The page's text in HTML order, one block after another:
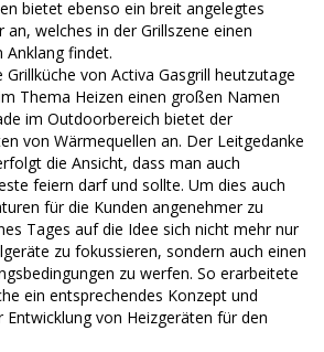
bietet ebenso ein breit angelegtes
welches in der Grillszene einen
Anklang findet.
Grillküche von Activa Gasgrill heutzutage
Thema Heizen einen großen Namen
im Outdoorbereich bietet der
von Wärmequellen an. Der Leitgedanke
die Ansicht, dass man auch
feiern darf und sollte. Um dies auch
für die Kunden angenehmer zu
Tages auf die Idee sich nicht mehr nur
zu fokussieren, sondern auch einen
zu werfen. So erarbeitete
ein entsprechendes Konzept und
von Heizgeräten für den